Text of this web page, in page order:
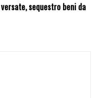
sequestro beni da